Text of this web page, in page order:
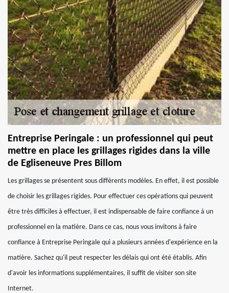
Entreprise Peringale : un professionnel qui peut
mettre en place les grillages rigides dans la ville
de Egliseneuve Pres Billom
Les grillages se présentent sous différents modèles. En effet, il est possible
de choisir les grillages rigides. Pour effectuer ces opérations qui peuvent
être très difficiles à effectuer, il est indispensable de faire confiance à un
professionnel en la matière. Dans ce cas, nous vous invitons à faire
confiance à Entreprise Peringale qui a plusieurs années d'expérience en la
matière. Sachez qu'il peut respecter les délais qui ont été établis. Afin
d'avoir les informations supplémentaires, il suffit de visiter son site
Internet.